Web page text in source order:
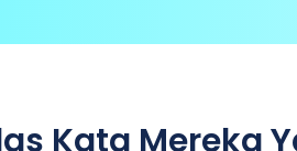
Kata Mereka